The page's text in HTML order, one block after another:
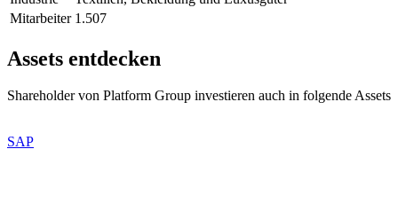
Mitarbeiter 1.507
Assets entdecken
Shareholder von Platform Group investieren auch in folgende Assets
SAP